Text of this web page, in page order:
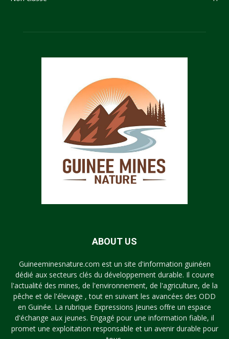
ABOUT US
Guineeminesnature.com est un site d'information guinéen
dédié aux secteurs clés du développement durable. Il couvre
l'actualité des mines, de l'environnement, de l'agriculture, de la
pêche et de l'élevage , tout en suivant les avancées des ODD
en Guinée. La rubrique Expressions Jeunes offre un espace
d'échange aux jeunes. Engagé pour une information fiable, il
promet une exploitation responsable et un avenir durable pour